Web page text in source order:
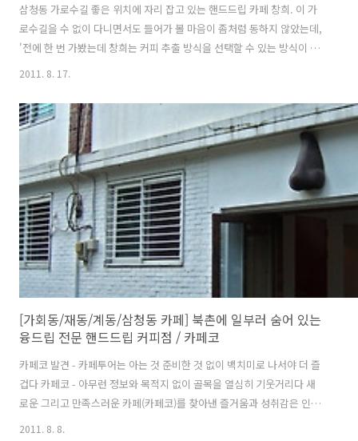
삼청동 가로수길 좋은 위치에 자리 잡고 있는 핸드드립 카페 창희. 이 가
로수길을 수 없이 다니면서도 들어가 볼 마음이 좀처럼 동하지 않았는데,
'전에 한 번 가봤는데 창희는 커피 추출 방식을 선택할 수 있는 방식이 독
커피 교육장(3층)으로 사용하고 있다. 1층 내부. 2층으로 올라가는 계단.
계단 바닥면을 보면 건물의 지닌 세월을 느낄 수 있다. 2층 안쪽. 2층은
천장과 벽면을 도색이나 나무로 덮는 마감을 하지 않고, 콘트리트 회빛
질감을 그대로 실내 디자인으로 채택하고 있다. 2층 창가. 창밖으로 가로
수길을 내다보며 사람구경하는 재미가 좋은 명당이 저 맞..
2011. 8. 17.
[가회동/재동/계동/삼청동 카페] 북촌에 일부러 숨어 있는
융드립 전문 핸드드립 커피점 / 카페코
카페코 발견 - 카페투어는 아는 것 준비한 것 없이 백치미로 나서야 더 즐
겁다 카페코 - 아무런 정보와 목적지 없이 골목을 열심히 기웃거리다 새
로운 그리고 만족스러운 카페(카페코)를 찾아낸 즐거움과 성취감은 인터
넷으로 특정 지역의 카페를 검색해서 리뷰를 통해 사전에 간접 경험을 얻
2011. 8. 8.